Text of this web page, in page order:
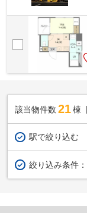
該当物件数 21棟
駅で絞り込む
絞り込み条件：